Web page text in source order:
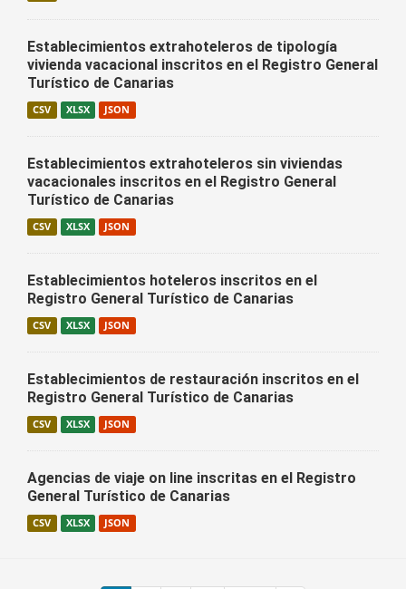
Establecimientos extrahoteleros de tipología
vivienda vacacional inscritos en el Registro General
Turístico de Canarias
CSV XLSX JSON
Establecimientos extrahoteleros sin viviendas
vacacionales inscritos en el Registro General
Turístico de Canarias
CSV XLSX JSON
Establecimientos hoteleros inscritos en el
Registro General Turístico de Canarias
CSV XLSX JSON
Establecimientos de restauración inscritos en el
Registro General Turístico de Canarias
CSV XLSX JSON
Agencias de viaje on line inscritas en el Registro
General Turístico de Canarias
CSV XLSX JSON